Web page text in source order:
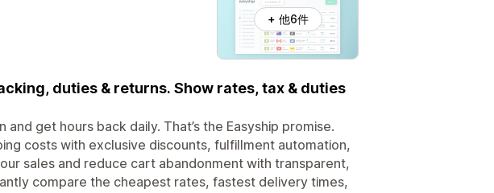
+ 他6件
duties & returns. Show rates, tax & duties
get hours back daily. That’s the Easyship promise.
costs with exclusive discounts, fulfillment automation,
sales and reduce cart abandonment with transparent,
compare the cheapest rates, fastest delivery times,